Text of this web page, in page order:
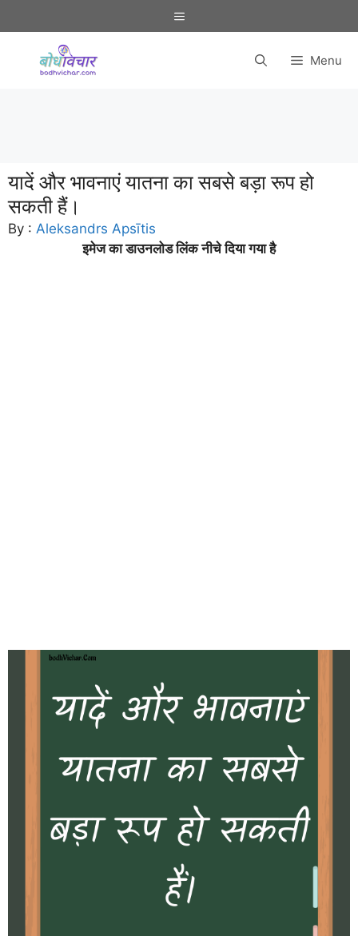
to
Menu
Menu
यादें और भावनाएं यातना का सबसे बड़ा रूप हो
सकती हैं।
By : Aleksandrs Apsītis
इमेज का डाउनलोड लिंक नीचे दिया गया है